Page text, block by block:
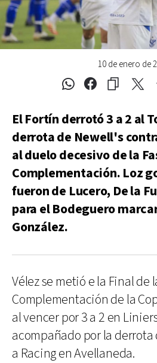
10 de enero de
El Fortín derrotó 3 a 2 al
derrota de Newell's
al duelo decesivo de la
Complementación. Loz
fueron de Lucero, De la
para el Bodeguero
González.
Vélez se metió e la Final de
Complementación de la
al vencer por 3 a 2 en
acompañado por la
a Racing en Avellaneda.